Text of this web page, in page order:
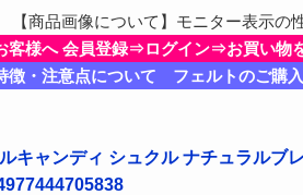
【商品画像について】モニター表示の
様へ 会員登録⇒ログイン⇒お買い物
・注意点について フェルトのご購入
キャンディ シュクル ナチュラルブ